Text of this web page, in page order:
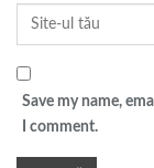
Save my name,
I comment.